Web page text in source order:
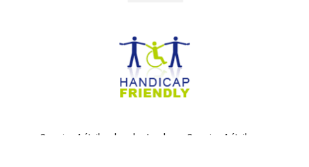
Camping 4 étoiles dans les Landes – Camping 4 étoiles en